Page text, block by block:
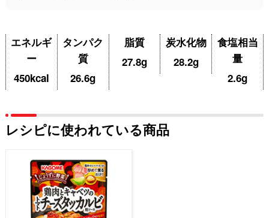
エネルギ
ー
450kcal
タンパク
質
26.6g
脂質
27.8g
炭水化物
28.2g
食塩相当
量
2.6g
レシピに使われている商品